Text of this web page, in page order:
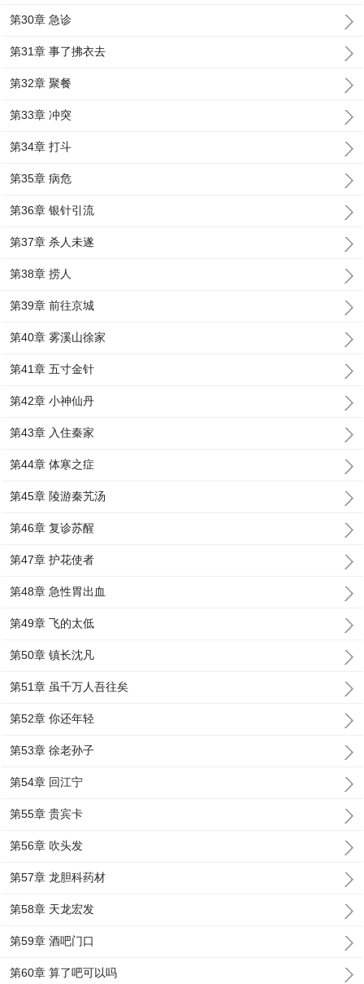
第30章 急诊
第31章 事了拂衣去
第32章 聚餐
第33章 冲突
第34章 打斗
第35章 病危
第36章 银针引流
第37章 杀人未遂
第38章 捞人
第39章 前往京城
第40章 雾溪山徐家
第41章 五寸金针
第42章 小神仙丹
第43章 入住秦家
第44章 体寒之症
第45章 陵游秦艽汤
第46章 复诊苏醒
第47章 护花使者
第48章 急性胃出血
第49章 飞的太低
第50章 镇长沈凡
第51章 虽千万人吾往矣
第52章 你还年轻
第53章 徐老孙子
第54章 回江宁
第55章 贵宾卡
第56章 吹头发
第57章 龙胆科药材
第58章 天龙宏发
第59章 酒吧门口
第60章 算了吧可以吗